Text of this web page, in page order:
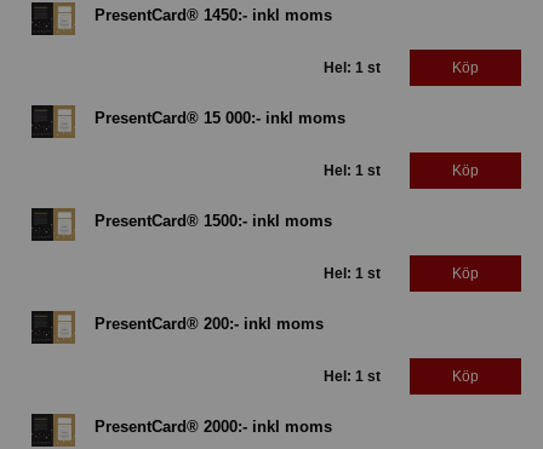
PresentCard® 1450:- inkl moms
Hel: 1 st Köp
PresentCard® 15 000:- inkl moms
Hel: 1 st Köp
PresentCard® 1500:- inkl moms
Hel: 1 st Köp
PresentCard® 200:- inkl moms
Hel: 1 st Köp
PresentCard® 2000:- inkl moms